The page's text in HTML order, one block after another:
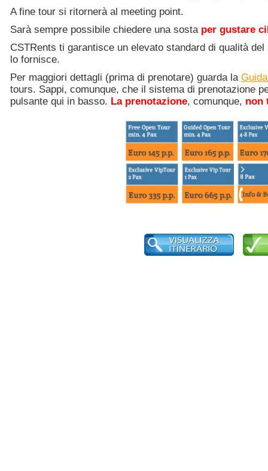
A fine tour si ritornerà al meeting point.
Sarà sempre possibile chiedere una sosta per gustare
CSTRents ti garantisce un elevato standard di qualità
lo fornisce.
Per maggiori dettagli (prima di prenotare) guarda la
tours. Sappi, comunque, che il sistema di prenotazione
pulsante qui in basso. La prenotazione, comunque, non